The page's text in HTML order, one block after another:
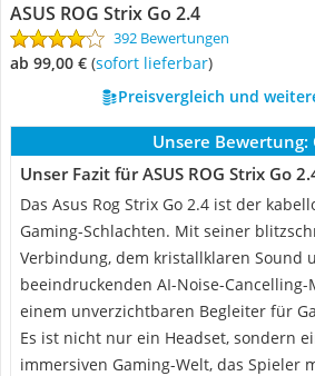
ASUS ROG Strix Go 2.4
392 Bewertungen
ab 99,00 € ( Sofort lieferbar)
Preisvergleich und
Unsere Bewertung:
Unser Fazit für ASUS ROG Strix Go
Das Asus Rog Strix Go 2.4 ist der
Gaming-Schlachten. Mit seiner
Verbindung, dem kristallklaren Sound
beeindruckenden AI-Noise-
einem unverzichtbaren Begleiter für
Es ist nicht nur ein Headset, sondern
immersiven Gaming-Welt, das Spieler